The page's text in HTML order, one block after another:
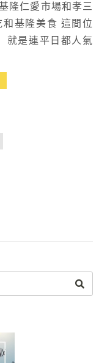
隆仁愛市場和孝三
基隆美食 這間位
就是連平日都人氣
圈對大家來說或許
什麼了 而孝三大